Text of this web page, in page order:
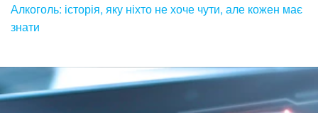
Алкоголь: історія, яку ніхто не хоче чути, але кожен має
знати